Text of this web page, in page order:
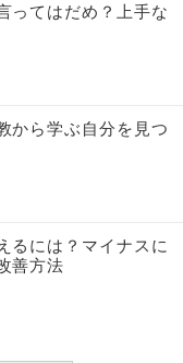
ってはだめ？上手な
から学ぶ自分を見つ
るには？マイナスに
善方法